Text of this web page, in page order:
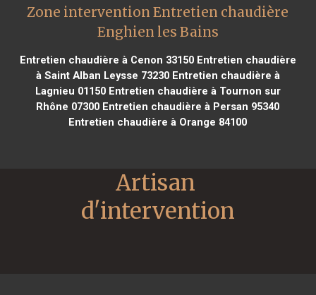
Zone intervention Entretien chaudière
Enghien les Bains
Entretien chaudière à Cenon 33150Entretien chaudière
à Saint Alban Leysse 73230Entretien chaudière à
Lagnieu 01150Entretien chaudière à Tournon sur
Rhône 07300 Entretien chaudière à Persan 95340
Entretien chaudière à Orange 84100
Artisan
d'intervention